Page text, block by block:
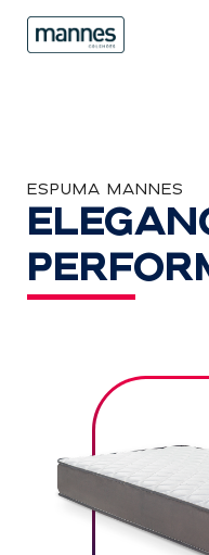
ESPUMA MANNES